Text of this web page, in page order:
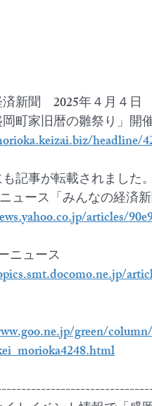
新聞　2025年４月４日
岡町家旧暦の雛祭り」
headline/
記事が転載されました。
ュース「みんなの経済新
articles/
ニュース
green/